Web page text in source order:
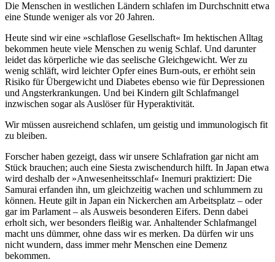
Die Menschen in westlichen Ländern schlafen im Durchschnitt etwa
eine Stunde weniger als vor 20 Jahren.
Heute sind wir eine »schlaflose Gesellschaft« Im hektischen Alltag
bekommen heute viele Menschen zu wenig Schlaf. Und darunter
leidet das körperliche wie das seelische Gleichgewicht. Wer zu
wenig schläft, wird leichter Opfer eines Burn-outs, er erhöht sein
Risiko für Übergewicht und Diabetes ebenso wie für Depressionen
und Angsterkrankungen. Und bei Kindern gilt Schlafmangel
inzwischen sogar als Auslöser für Hyperaktivität.
Wir müssen ausreichend schlafen, um geistig und immunologisch fit
zu bleiben.
Forscher haben gezeigt, dass wir unsere Schlafration gar nicht am
Stück brauchen; auch eine Siesta zwischendurch hilft. In Japan etwa
wird deshalb der »Anwesenheitsschlaf« Inemuri praktiziert: Die
Samurai erfanden ihn, um gleichzeitig wachen und schlummern zu
können. Heute gilt in Japan ein Nickerchen am Arbeitsplatz – oder
gar im Parlament – als Ausweis besonderen Eifers. Denn dabei
erholt sich, wer besonders fleißig war. Anhaltender Schlafmangel
macht uns dümmer, ohne dass wir es merken. Da dürfen wir uns
nicht wundern, dass immer mehr Menschen eine Demenz
bekommen.